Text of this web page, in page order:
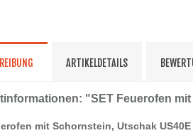
ARTIKELDETAILS
"SET Feuerofen
mit Schornstein, Utschak